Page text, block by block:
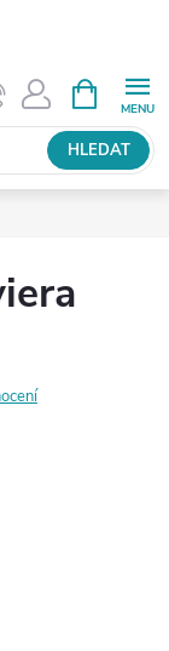
HLEDAT
NÁKUPNÍ
KOŠÍK